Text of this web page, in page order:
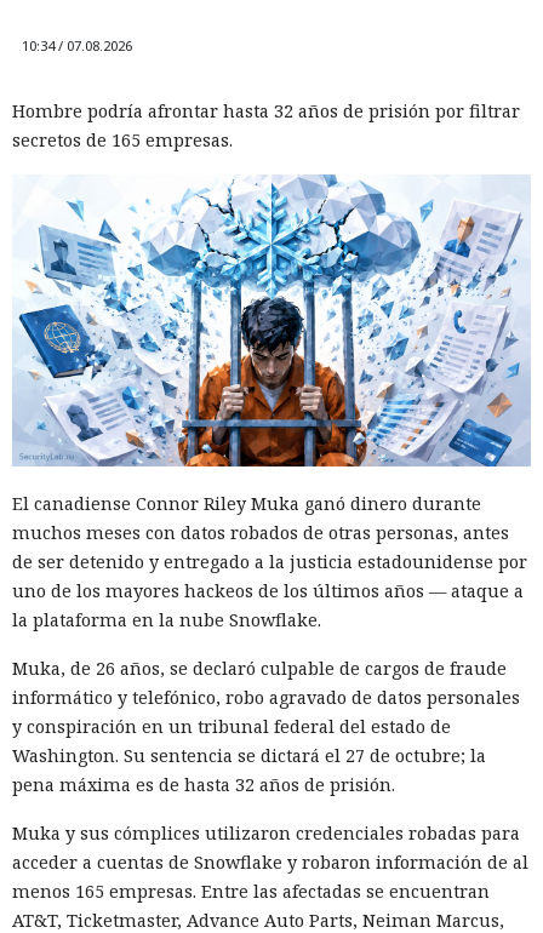
10:34 / 07.08.2026
Hombre podría afrontar hasta 32 años de prisión por filtrar
secretos de 165 empresas.
El canadiense Connor Riley Muka ganó dinero durante
muchos meses con datos robados de otras personas, antes
de ser detenido y entregado a la justicia estadounidense por
uno de los mayores hackeos de los últimos años — ataque a
la plataforma en la nube Snowflake.
Muka, de 26 años, se declaró culpable de cargos de fraude
informático y telefónico, robo agravado de datos personales
y conspiración en un tribunal federal del estado de
Washington. Su sentencia se dictará el 27 de octubre; la
pena máxima es de hasta 32 años de prisión.
Muka y sus cómplices utilizaron credenciales robadas para
acceder a cuentas de Snowflake y robaron información de al
menos 165 empresas. Entre las afectadas se encuentran
AT&T, Ticketmaster, Advance Auto Parts, Neiman Marcus,